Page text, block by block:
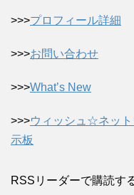
>>>プロフィール詳細
>>>お問い合わせ
>>>What’s New
>>>ウィッシュ☆ネッ
示板
RSSリーダーで購読す